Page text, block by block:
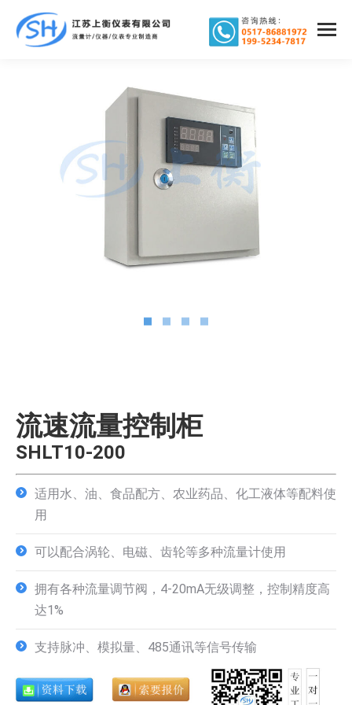
流速流量控制柜
SHLT10-200
适用水、油、食品配方、农业药品、化工液体等配料使
用
可以配合涡轮、电磁、齿轮等多种流量计使用
拥有各种流量调节阀，4-20mA无级调整，控制精度高
达1%
支持脉冲、模拟量、485通讯等信号传输